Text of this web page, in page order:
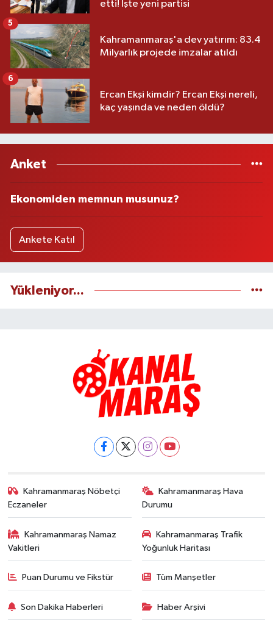
etti! İşte yeni partisi
Kahramanmaraş'a dev yatırım: 83.4
Milyarlık projede imzalar atıldı
5
Ercan Ekşi kimdir? Ercan Ekşi nereli,
kaç yaşında ve neden öldü?
6
Anket
Ekonomiden memnun musunuz?
Ankete Katıl
Yükleniyor...
Kahramanmaraş Nöbetçi
Eczaneler
Kahramanmaraş Hava
Durumu
Kahramanmaraş Namaz
Vakitleri
Kahramanmaraş Trafik
Yoğunluk Haritası
Puan Durumu ve Fikstür Tüm Manşetler
Son Dakika Haberleri Haber Arşivi